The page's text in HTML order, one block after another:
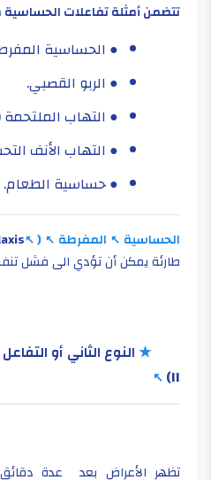
تتضمن أمثلة تفاعلات الحساسية
● الحساسية
● الربو القصبي.
● التهاب
● التهاب الأنف
● حساسية الطعام.
الحساسية المفرطة (
طارئة يمكن أن تؤدي الى فشل
★النوع الثاني أو
II)
تظهر الأعراض بعد عدة